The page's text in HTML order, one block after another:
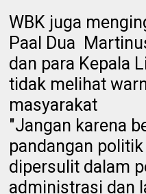
WBK juga
Paal Dua
dan para Kepala
tidak melihat
masyarakat
"Jangan karena
pandangan
dipersulit dalam
administrasi dan